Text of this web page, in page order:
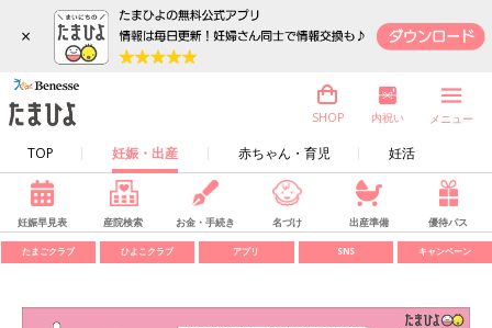
×
TOP 妊娠・出産 赤ちゃん・育児 妊活
SHOP 内祝い メニュー
妊娠早見表 産院検索 お金・手続き 名づけ 出産準備 優待パス
たまごクラブ ひよこクラブ アプリ SNS キャンペーン